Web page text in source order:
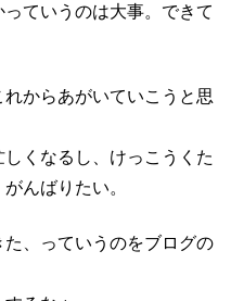
ていうのは大事。できて
からあがいていこうと思
くなるし、けっこうくた
んばりたい。
、っていうのをブログの